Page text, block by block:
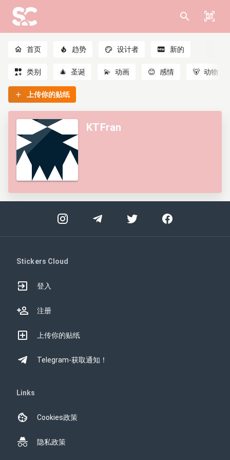
首页 趋势 设计者 新的
类别 🎄 圣诞 💫 动画 😊 感情 🐻 动物
上传你的贴纸
KTFran
Stickers Cloud
登入
注册
上传你的贴纸
Telegram-获取通知！
Links
Cookies政策
隐私政策